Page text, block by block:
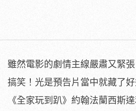
雖然電影的劇情主線嚴肅又緊
搞笑！光是預告片當中就藏了
《全家玩到趴》約翰法蘭西斯